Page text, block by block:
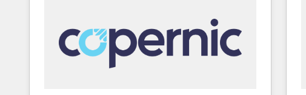
regionalized HubSpot websites, integrated
marketing campaigns, & RevOps frameworks that
fuel long-term success We connect the entire
customer lifecycle through seamless integrations,